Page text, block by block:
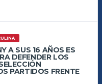
A SUS 16 AÑOS ES
DEFENDER LOS
PARTIDOS FRENTE